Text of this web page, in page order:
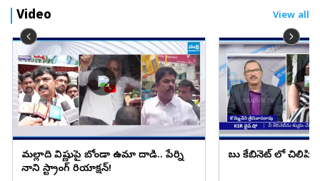
Video View all
మల్లాది విష్ణుపై బోండా ఉమా దాడి.. పేర్ని
నాని స్ట్రాంగ్ రియాక్షన్!
బాబు కేబినెట్ లో చిలిపి